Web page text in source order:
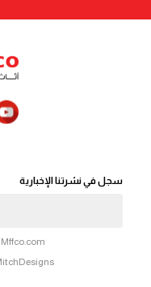
سجل في نشرتنا الإخبارية